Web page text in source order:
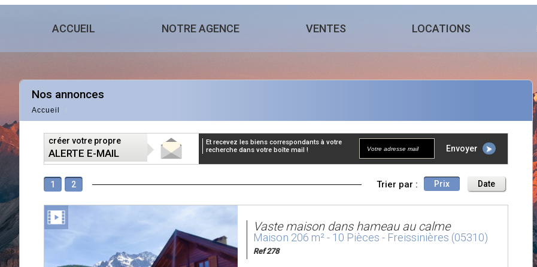
ACCUEIL NOTRE AGENCE VENTES LOCATIONS
Nos annonces
Accueil
créer votre propre
ALERTE E-MAIL
et recevez les biens correspondants à votre
recherche dans votre boîte mail !
Envoyer
1 2 Trier par : Prix Date
Vaste maison dans hameau au calme
Maison 206 m² - 10 Pièces - Freissinières (05310)
Ref 278